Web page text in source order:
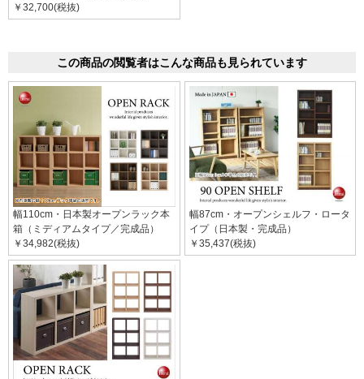
￥32,700(税抜)
この商品の閲覧者はこんな商品も見られています
幅110cm・日本製オープンラック本
箱（ミディアムタイプ／完成品）
￥34,982(税抜)
幅87cm・オープンシェルフ・ロータ
イプ（日本製・完成品）
￥35,437(税抜)